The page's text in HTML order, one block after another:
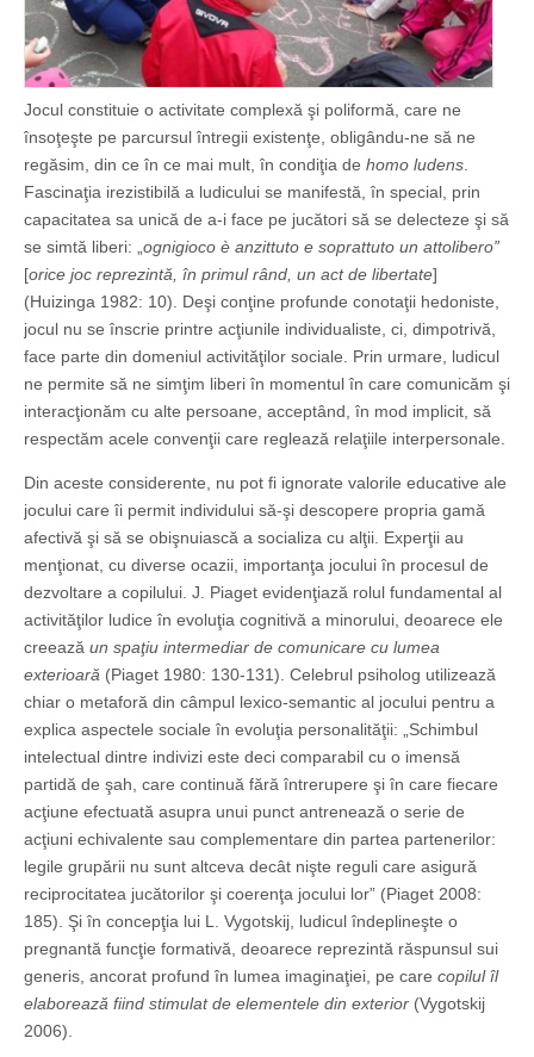
Jocul constituie o activitate complexă şi poliformă, care ne
însoţeşte pe parcursul întregii existenţe, obligându-ne să ne
regăsim, din ce în ce mai mult, în condiţia de homo ludens.
Fascinaţia irezistibilă a ludicului se manifestă, în special, prin
capacitatea sa unică de a-i face pe jucători să se delecteze şi să
se simtă liberi: „ognigioco è anzittuto e soprattuto un attolibero”
[orice joc reprezintă, în primul rând, un act de libertate]
(Huizinga 1982: 10). Deşi conţine profunde conotaţii hedoniste,
jocul nu se înscrie printre acţiunile individualiste, ci, dimpotrivă,
face parte din domeniul activităţilor sociale. Prin urmare, ludicul
ne permite să ne simţim liberi în momentul în care comunicăm şi
interacţionăm cu alte persoane, acceptând, în mod implicit, să
respectăm acele convenţii care reglează relaţiile interpersonale.
Din aceste considerente, nu pot fi ignorate valorile educative ale
jocului care îi permit individului să-şi descopere propria gamă
afectivă şi să se obişnuiască a socializa cu alţii. Experţii au
menţionat, cu diverse ocazii, importanţa jocului în procesul de
dezvoltare a copilului. J. Piaget evidenţiază rolul fundamental al
activităţilor ludice în evoluţia cognitivă a minorului, deoarece ele
creează un spaţiu intermediar de comunicare cu lumea
exterioară (Piaget 1980: 130-131). Celebrul psiholog utilizează
chiar o metaforă din câmpul lexico-semantic al jocului pentru a
explica aspectele sociale în evoluţia personalităţii: „Schimbul
intelectual dintre indivizi este deci comparabil cu o imensă
partidă de şah, care continuă fără întrerupere şi în care fiecare
acţiune efectuată asupra unui punct antrenează o serie de
acţiuni echivalente sau complementare din partea partenerilor:
legile grupării nu sunt altceva decât nişte reguli care asigură
reciprocitatea jucătorilor şi coerenţa jocului lor” (Piaget 2008:
185). Şi în concepţia lui L. Vygotskij, ludicul îndeplineşte o
pregnantă funcţie formativă, deoarece reprezintă răspunsul sui
generis, ancorat profund în lumea ima­ginaţiei, pe care copilul îl
elaborează fiind stimulat de elementele din exterior (Vygotskij
2006).